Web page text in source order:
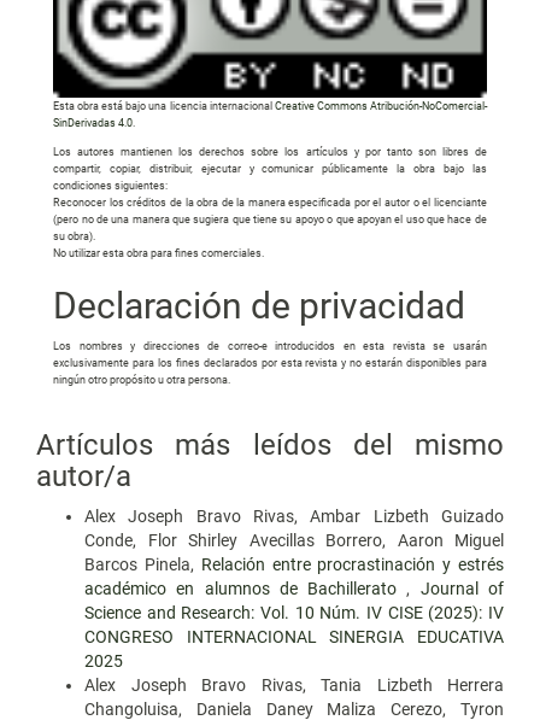
Esta obra está bajo una licencia internacionalCreative Commons Atribución-NoComercial-
SinDerivadas 4.0
Los autores mantienen los derechos sobre los artículos y por tanto son libres de
compartir, copiar, distribuir, ejecutar y comunicar públicamente la obra bajo las
condiciones siguientes:
Reconocer los créditos de la obra de la manera especificada por el autor o el licenciante
(pero no de una manera que sugiera que tiene su apoyo o que apoyan el uso que hace de
su obra).
No utilizar esta obra para fines comerciales.
Declaración de privacidad
Los nombres y direcciones de correo-e introducidos en esta revista se usarán
exclusivamente para los fines declarados por esta revista y no estarán disponibles para
ningún otro propósito u otra persona.
Artículos más leídos del mismo
autor/a
Alex Joseph Bravo Rivas, Ambar Lizbeth Guizado
Conde, Flor Shirley Avecillas Borrero, Aaron Miguel
Barcos Pinela, Relación entre procrastinación y estrés
académico en alumnos de Bachillerato , Journal of
Science and Research: Vol. 10 Núm. IV CISE (2025): IV
CONGRESO INTERNACIONAL SINERGIA EDUCATIVA
2025
Alex Joseph Bravo Rivas, Tania Lizbeth Herrera
Changoluisa, Daniela Daney Maliza Cerezo, Tyron